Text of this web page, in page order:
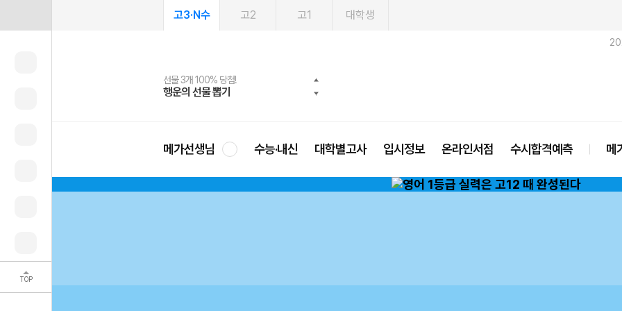
TOP
고3·N수 고2 고1 대학생
선물 3개 100% 당첨!
행운의 선물 뽑기
선물 100% 증정!
메가스터디 X 올리브
여름방학 스터디 캐시백
메가런 썸머스쿨
2027 러셀 단과
강사 공개선발
스마트러닝앱
설문 EVENT
메가패스
3일 무료 체험권
메가패스 수강생 무료혜택!
메가클럽 멤버십
사회공헌 캠페인
희망이룸 메가나눔
메가선생님 수능·내신 대학별고사 입시정보 온라인서점 수시합격예측 메